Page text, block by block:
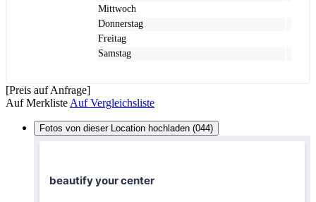
Mittwoch
Donnerstag
Freitag
Samstag
[Preis auf Anfrage]
Auf Merkliste Auf Vergleichsliste
Fotos von dieser Location hochladen (044)